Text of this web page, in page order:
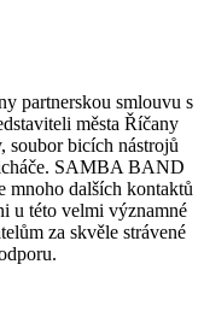
partnerskou smlouvu s
města Říčany
soubor bicích nástrojů
SAMBA BAND
mnoho dalších kontaktů
u této velmi významné
za skvěle strávené